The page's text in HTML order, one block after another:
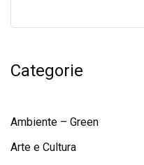
Categorie
Ambiente – Green
Arte e Cultura